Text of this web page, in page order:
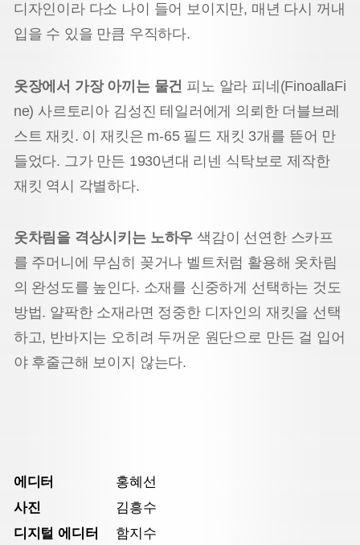
디자인이라 다소 나이 들어 보이지만, 매년 다시 꺼내
입을 수 있을 만큼 우직하다.
옷장에서 가장 아끼는 물건 피노 알라 피네(FinoallaFi
ne) 사르토리아 김성진 테일러에게 의뢰한 더블브레
스트 재킷. 이 재킷은 m-65 필드 재킷 3개를 뜯어 만
들었다. 그가 만든 1930년대 리넨 식탁보로 제작한
재킷 역시 각별하다.
옷차림을 격상시키는 노하우 색감이 선연한 스카프
를 주머니에 무심히 꽂거나 벨트처럼 활용해 옷차림
의 완성도를 높인다. 소재를 신중하게 선택하는 것도
방법. 얄팍한 소재라면 정중한 디자인의 재킷을 선택
하고, 반바지는 오히려 두꺼운 원단으로 만든 걸 입어
야 후줄근해 보이지 않는다.
에디터
홍혜선
사진
김흥수
디지털 에디터
함지수